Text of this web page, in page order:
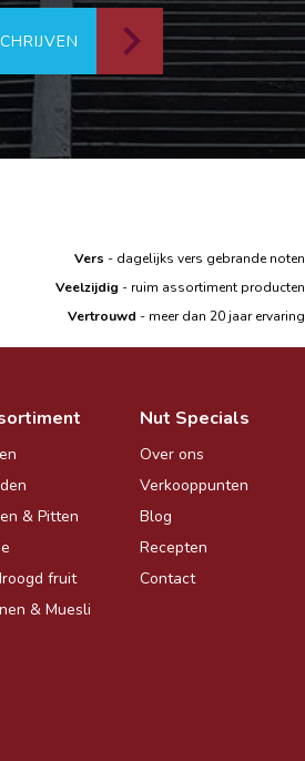
Vers - dagelijks vers gebrande noten
|
Veelzijdig - ruim assortiment producten
|
Vertrouwd - meer dan 20 jaar ervaring
& Pitten
fruit
& Muesli
Nut Specials
Over ons
Verkooppunten
Blog
Recepten
Contact